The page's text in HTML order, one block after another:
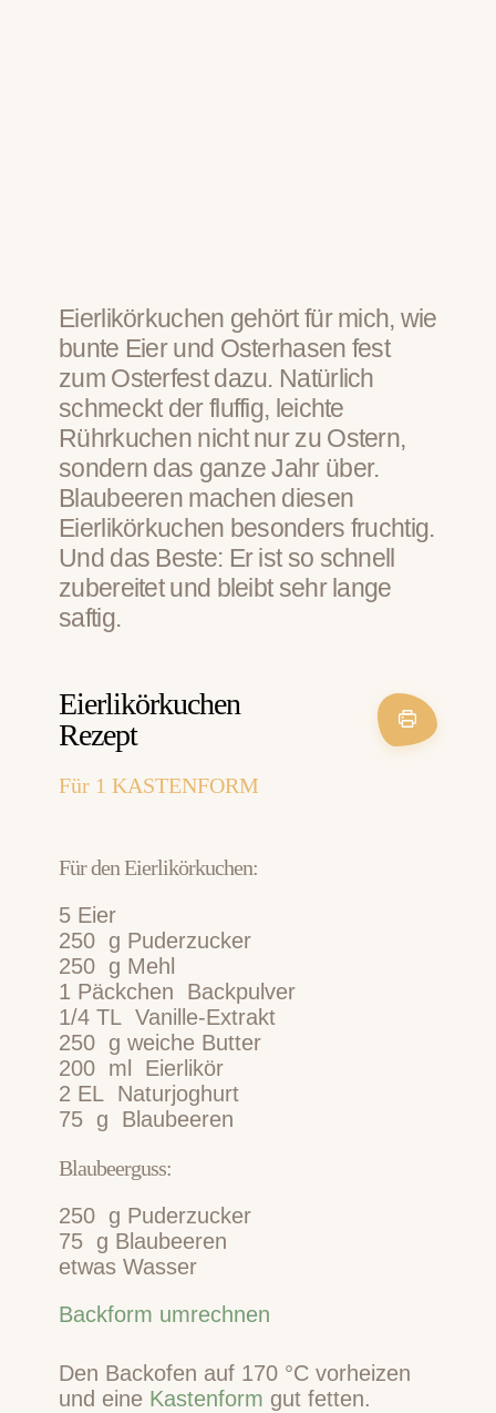
Eierlikörkuchen gehört für mich, wie
bunte Eier und Osterhasen fest
zum Osterfest dazu. Natürlich
schmeckt der fluffig, leichte
Rührkuchen nicht nur zu Ostern,
sondern das ganze Jahr über.
Blaubeeren machen diesen
Eierlikörkuchen besonders fruchtig.
Und das Beste: Er ist so schnell
zubereitet und bleibt sehr lange
saftig.
Eierlikörkuchen
Rezept
Für 1 KASTENFORM
Für den Eierlikörkuchen:
5 Eier
250 g Puderzucker
250 g Mehl
1 Päckchen
Backpulver
1/4 TL Vanille-Extrakt
250 g weiche Butter
200 ml
Eierlikör
2 EL Naturjoghurt
75 g
Blaubeeren
Blaubeerguss:
250 g Puderzucker
75 g Blaubeeren
etwas Wasser
Backform umrechnen
Den Backofen auf 170 °C vorheizen
und eine Kastenform gut fetten.